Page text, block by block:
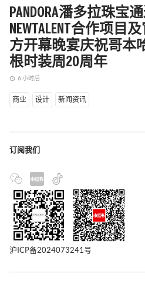
PANDORA潘多拉珠宝
NEWTALENT合作项目
方开幕晚宴庆祝哥本
根时装周20周年
access_time 6 小时后
商业 设计 新闻资讯
订阅我们
沪ICP备2024073241号